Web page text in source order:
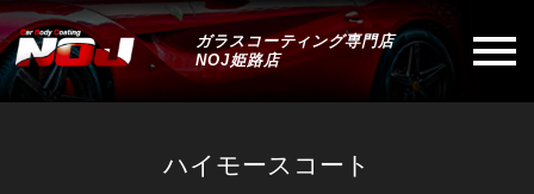
ガラスコーティング専門店
NOJ姫路店
ハイモースコート